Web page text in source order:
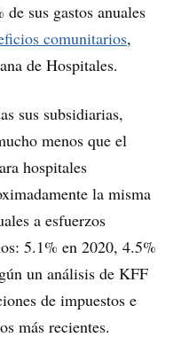
sus gastos anuales
comunitarios,
de Hospitales.
sus subsidiarias,
menos que el
hospitales
la misma
a esfuerzos
5.1% en 2020, 4.5%
un análisis de KFF
de impuestos e
más recientes.